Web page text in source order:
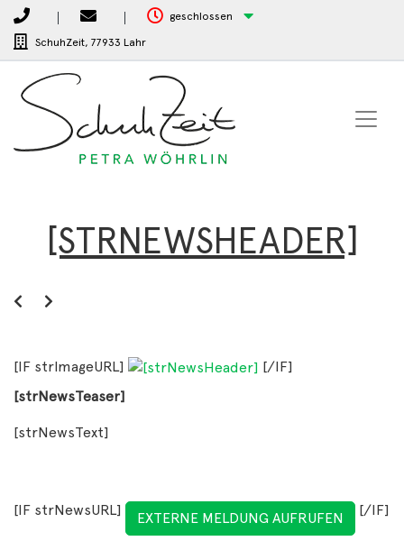
geschlossen
SchuhZeit, 77933 Lahr
[STRNEWSHEADER]
[IF strImageURL]
[/IF]
[strNewsTeaser]
[strNewsText]
[IF strNewsURL] EXTERNE MELDUNG AUFRUFEN [/IF]